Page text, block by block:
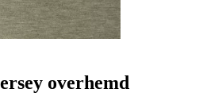
overhemd